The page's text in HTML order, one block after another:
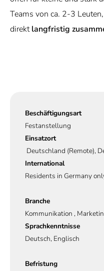
Teams von ca. 2-3
direktlangfristig
Beschäftigungsart
Festanstellung
Einsatzort
Deutschland (Remote),
International
Residents in Germany
Branche
Kommunikation ,
Sprachkenntnisse
Deutsch, Englisch
Befristung